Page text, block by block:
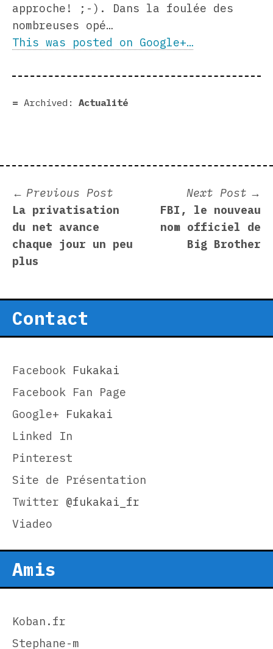
approche! ;-). Dans la foulée des
nombreuses opé…
This was posted on Google+…
Archived: Actualité
Post
navigation
Previous Post
post:
La privatisation
du net avance
chaque jour un peu
plus
Next Post
FBI, le nouveau
nom officiel de
Big Brother
Contact
Facebook Fukakai
Facebook Fan Page
Google+ Fukakai
Linked In
Pinterest
Site de Présentation
Twitter @fukakai_fr
Viadeo
Amis
Koban.fr
Stephane-m